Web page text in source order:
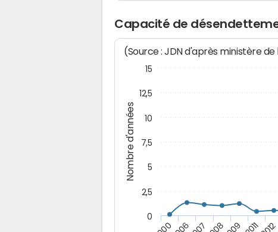
Capacité de
Nombre d'années
(Source : JDN d'après ministère
2011
0
2,5
5
7,5
10
12,5
15